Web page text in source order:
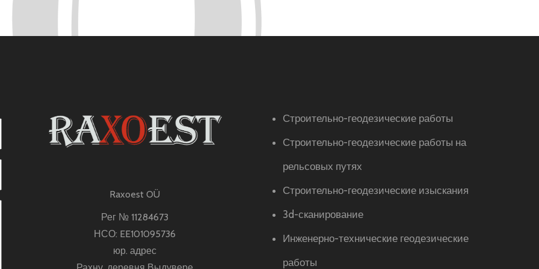
Raxoest OÜ
Рег № 11284673
НСО: EE101095736
юр. адрес
Строительно-геодезические работы
Строительно-геодезические работы на
рельсовых путях
Строительно-геодезические изыскания
3d-сканирование
Инженерно-технические геодезические
работы